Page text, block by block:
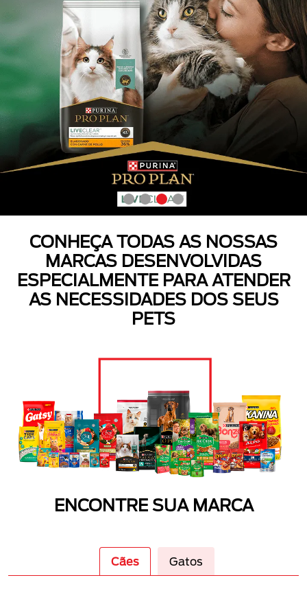
CONHEÇA TODAS AS NOSSAS
MARCAS DESENVOLVIDAS
ESPECIALMENTE PARA ATENDER
AS NECESSIDADES DOS SEUS
PETS
ENCONTRE SUA MARCA
Cães Gatos